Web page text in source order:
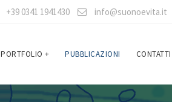
+39 0341 1941430 info@suonoevita.it
PORTFOLIO + PUBBLICAZIONI CONTATTI